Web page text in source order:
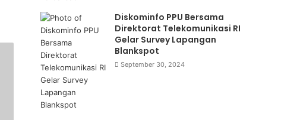
Diskominfo PPU Bersama
Direktorat Telekomunikasi RI
Gelar Survey Lapangan
Blankspot
September 30, 2024